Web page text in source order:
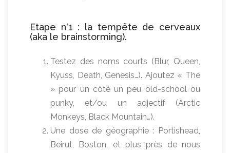
Etape n°1 : la tempête de cerveaux
(aka le brainstorming).
Testez des noms courts (Blur, Queen,
Kyuss, Death, Genesis…). Ajoutez « The
» pour un côté un peu old-school ou
punky, et/ou un adjectif (Arctic
Monkeys, Black Mountain…).
Une dose de géographie : Portishead,
Beirut, Boston, et plus près de nous